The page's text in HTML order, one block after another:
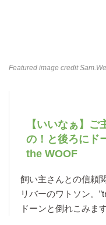
Featured image credit
【いいなぁ】
の！と後ろにド
the WOOF
飼い主さんとの信頼
リバーのワトソン。
ドーンと倒れこみます